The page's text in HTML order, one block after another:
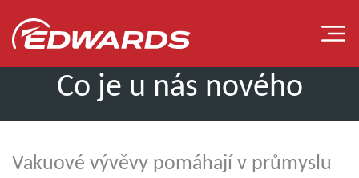
Co je u nás nového
Vakuové vývěvy pomáhají v průmyslu